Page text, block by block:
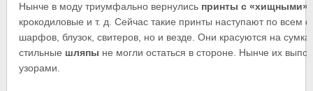
Нынче в моду триумфально вернулись принты с «хищными»
крокодиловые и т. д. Сейчас такие принты наступают по всем
шарфов, блузок, свитеров, но и везде. Они красуются на
стильные шляпы не могли остаться в стороне. Нынче их
узорами.